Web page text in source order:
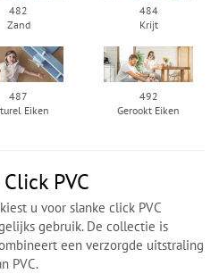
482
Zand
484
Krijt
487
Eiken
492
Gerookt Eiken
PVC
kiest u voor slanke click PVC
gebruik. De collectie is
een verzorgde uitstraling
PVC.